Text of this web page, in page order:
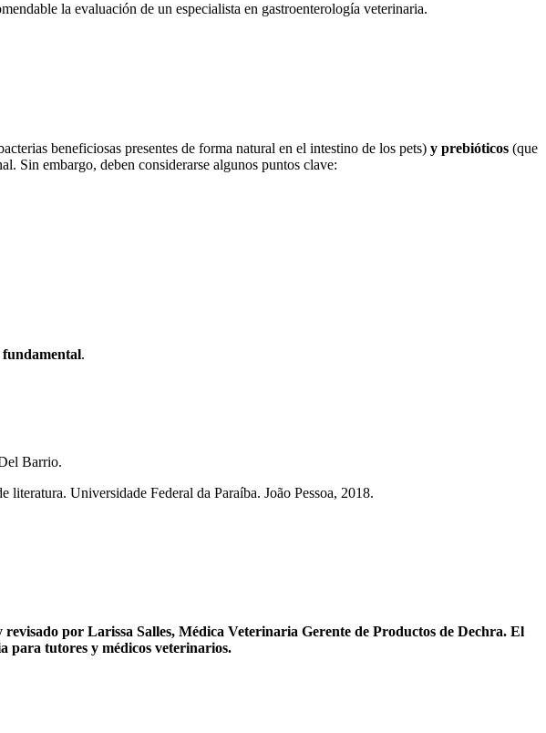
la evaluación de un especialista en gastroenterología veterinaria.
beneficiosas presentes de forma natural en el intestino de los pets) y prebióticos (que
Sin embargo, deben considerarse algunos puntos clave:
fundamental.
Barrio.
Universidade Federal da Paraíba. João Pessoa, 2018.
por Larissa Salles, Médica Veterinaria Gerente de Productos de Dechra. El
para tutores y médicos veterinarios.